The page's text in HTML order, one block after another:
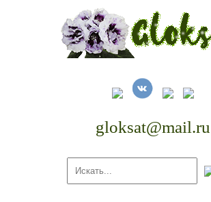
gloksat@mail.ru
По поводу заявок писать на
gloksat@mail.ru